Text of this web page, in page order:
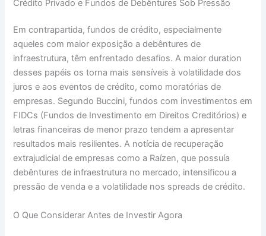
Crédito Privado e Fundos de Debêntures Sob Pressão
Em contrapartida, fundos de crédito, especialmente
aqueles com maior exposição a debêntures de
infraestrutura, têm enfrentado desafios. A maior duration
desses papéis os torna mais sensíveis à volatilidade dos
juros e aos eventos de crédito, como moratórias de
empresas. Segundo Buccini, fundos com investimentos em
FIDCs (Fundos de Investimento em Direitos Creditórios) e
letras financeiras de menor prazo tendem a apresentar
resultados mais resilientes. A notícia de recuperação
extrajudicial de empresas como a Raízen, que possuía
debêntures de infraestrutura no mercado, intensificou a
pressão de venda e a volatilidade nos spreads de crédito.
O Que Considerar Antes de Investir Agora